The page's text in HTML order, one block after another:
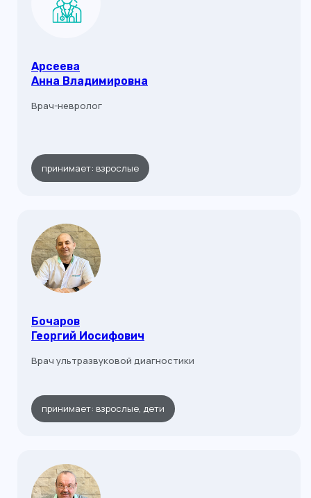
Арсеева
Анна Владимировна
Врач-невролог
принимает: взрослые
Бочаров
Георгий Иосифович
Врач ультразвуковой диагностики
принимает: взрослые, дети